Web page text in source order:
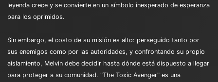
leyenda crece y se convierte en un símbolo inesperado de esperanza
para los oprimidos.
Sin embargo, el costo de su misión es alto: perseguido tanto por
sus enemigos como por las autoridades, y confrontando su propio
aislamiento, Melvin debe decidir hasta dónde está dispuesto a llegar
para proteger a su comunidad. "The Toxic Avenger" es una